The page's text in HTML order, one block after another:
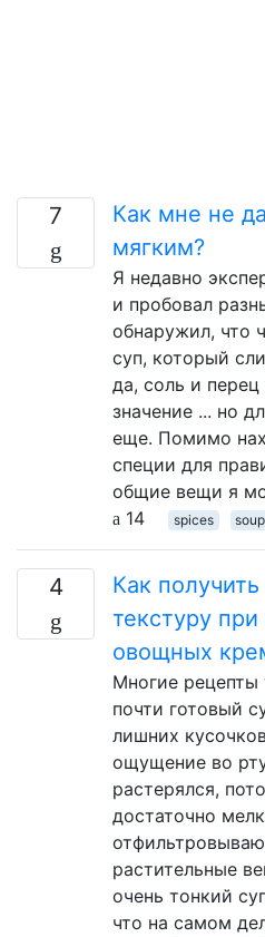
7
Как мне не
мягким?
Я недавно
и пробовал
обнаружил, что
суп, который
да, соль и
значение ... но
еще. Помимо
специи для
общие вещи я
14
spices soup
4
Как
текстуру
овощных
Многие рецепты
почти готовый
лишних
ощущение во
растерялся,
достаточно
растительные
очень тонкий
что на самом